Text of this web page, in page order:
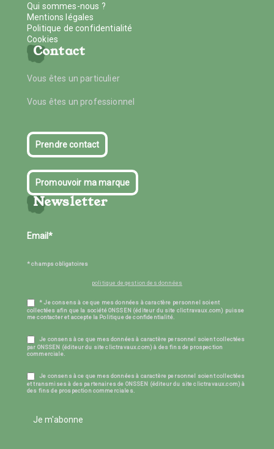
Qui sommes-nous ?
Mentions légales
Politique de confidentialité
Cookies
Contact
Vous êtes un particulier
Vous êtes un professionnel
Prendre contact
Promouvoir ma marque
Newsletter
* champs obligatoires
politique de gestion des données
* Je consens à ce que mes données à caractère personnel soient
collectées afin que la société ONSSEN (éditeur du site clictravaux.com) puisse
me contacter et accepte la Politique de confidentialité.
Je consens à ce que mes données à caractère personnel soient collectées
par ONSSEN (éditeur du site clictravaux.com) à des fins de prospection
commerciale.
Je consens à ce que mes données à caractère personnel soient collectées
et transmises à des partenaires de ONSSEN (éditeur du site clictravaux.com) à
des fins de prospection commerciales.
Je m'abonne